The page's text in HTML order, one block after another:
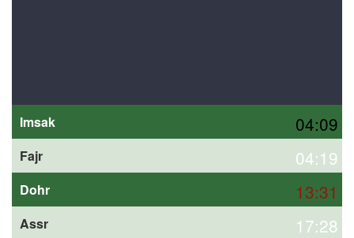
Imsak 04:09
Fajr 04:19
Dohr 13:31
Assr 17:28